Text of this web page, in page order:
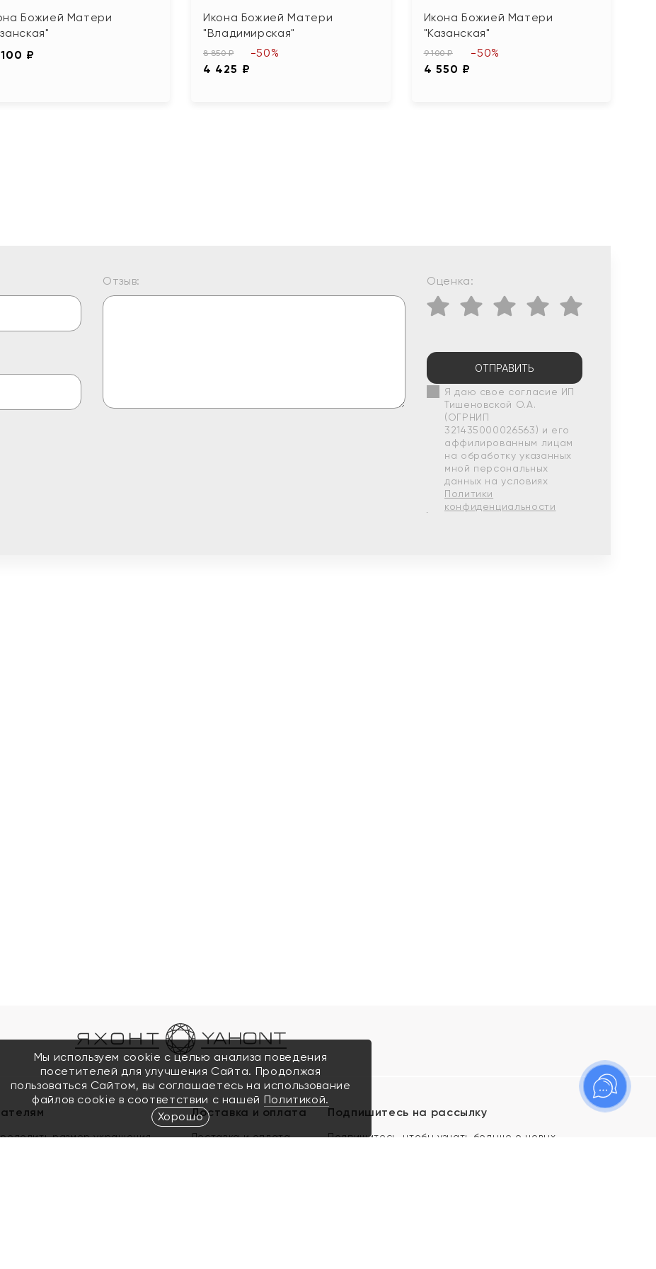
Божией Матери
₽
Икона Божией Матери
"Владимирская"
8 850 ₽
4 425 ₽
-50%
Икона Божией Матери
"Казанская"
9 100 ₽
4 550 ₽
-50%
Отзыв: Оценка:
ОТПРАВИТЬ
Я даю свое согласие ИП
Тишеновской О.А.
(ОГРНИП
321435000026563) и его
аффилированным лицам
на обработку указанных
мной персональных
данных на условиях
Политики
конфиденциальности
размер украшения
Доставка и оплата
Доставка и оплата
Подпишитесь на рассылку
Подпишитесь, чтобы узнать больше о новых
Мы используем cookie с целью анализа поведения
посетителей для улучшения Сайта. Продолжая
пользоваться Сайтом, вы соглашаетесь на использование
файлов cookie в соответствии с нашей Политикой.
Хорошо